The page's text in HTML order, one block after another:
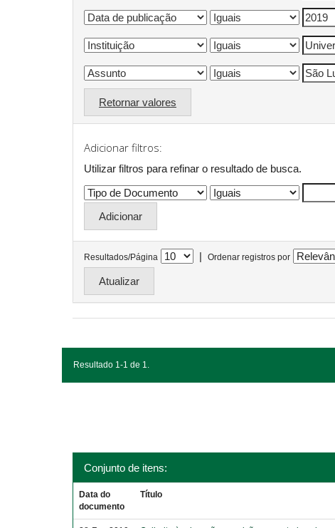
Retornar valores
Adicionar filtros:
Utilizar filtros para refinar o resultado de busca.
Resultados/Página | Ordenar registros por
Resultado 1-1 de 1.
Conjunto de itens:
Data do
documento
Título